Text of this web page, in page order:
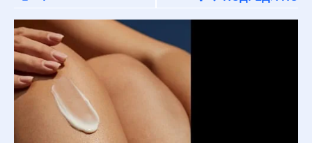
Слънцезащитни продукти
Стилизиране
Тяло